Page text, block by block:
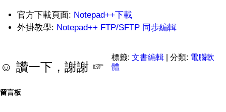
官方下載頁面: Notepad++下載
外掛教學: Notepad++ FTP/SFTP 同步編輯
☺ 讚一下，謝謝 ☞
標籤: 文書編輯 | 分類: 電腦軟
體
留言板